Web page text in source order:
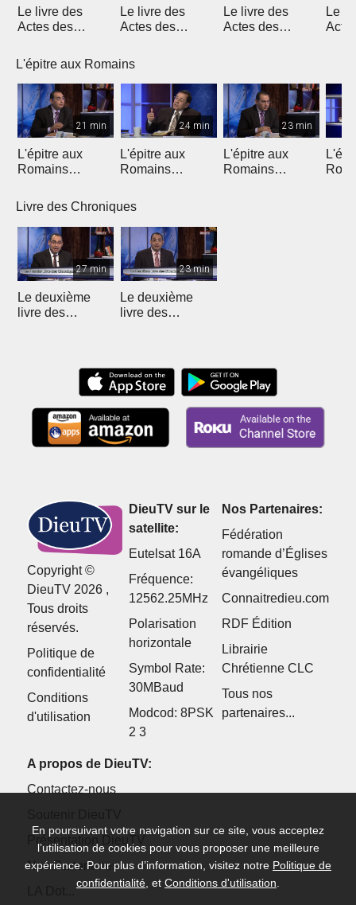
Le livre des
Actes des
Le livre des
Actes des
Le livre des
Actes des
Le
L'épitre aux Romains
21 min
L'épitre aux
Romains
24 min
L'épitre aux
Romains
23 min
L'épitre aux
Romains
Livre des Chroniques
27 min
Le deuxième
livre des
23 min
Le deuxième
livre des
Copyright ©
DieuTV 2026 ,
Tous droits
réservés.
Politique de
confidentialité
Conditions
d'utilisation
DieuTV sur le
satellite:
Eutelsat 16A
Fréquence:
12562.25MHz
Polarisation
horizontale
Symbol Rate:
30MBaud
Modcod: 8PSK
2 3
Nos Partenaires:
Fédération
romande d’Églises
évangéliques
Connaitredieu.com
RDF Édition
Librairie
Chrétienne CLC
Tous nos
partenaires...
A propos de DieuTV:
Contactez-nous
Présentation DieuTV
Nos Partenaires
En poursuivant votre navigation sur ce site, vous acceptez
l’utilisation de cookies pour vous proposer une meilleure
expérience. Pour plus d’information, visitez notre Politique de
confidentialité , et Conditions d'utilisation